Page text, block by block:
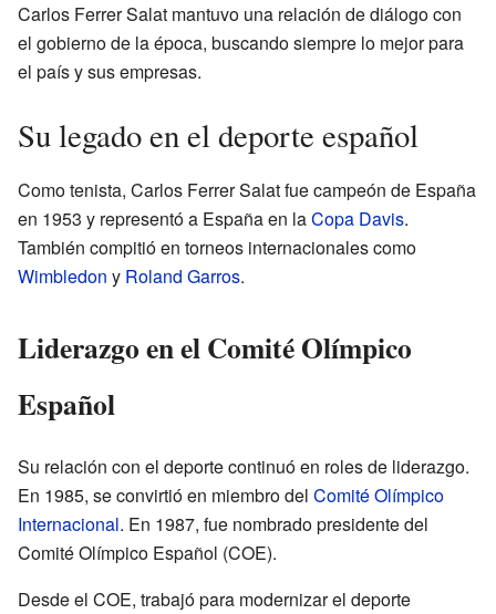
Carlos Ferrer Salat mantuvo una relación de diálogo con
el gobierno de la época, buscando siempre lo mejor para
el país y sus empresas.
Su legado en el deporte español
Como tenista, Carlos Ferrer Salat fue campeón de España
en 1953 y representó a España en laCopa Davis.
También compitió en torneos internacionales como
Wimbledon y Roland Garros.
Liderazgo en el Comité Olímpico
Español
Su relación con el deporte continuó en roles de liderazgo.
En 1985, se convirtió en miembro del Comité Olímpico
Internacional. En 1987, fue nombrado presidente del
Comité Olímpico Español (COE).
Desde el COE, trabajó para modernizar el deporte